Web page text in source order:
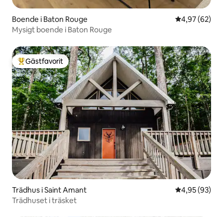
Boende i Baton Rouge 4,97 av 5 i
4,97 (62)
Mysigt boende i Baton Rouge
Populär gästfavorit
Gästfavorit
Trädhus i Saint Amant 4,95 av 5 i
4,95 (93)
Trädhuset i träsket